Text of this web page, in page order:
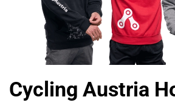
Cycling Austria